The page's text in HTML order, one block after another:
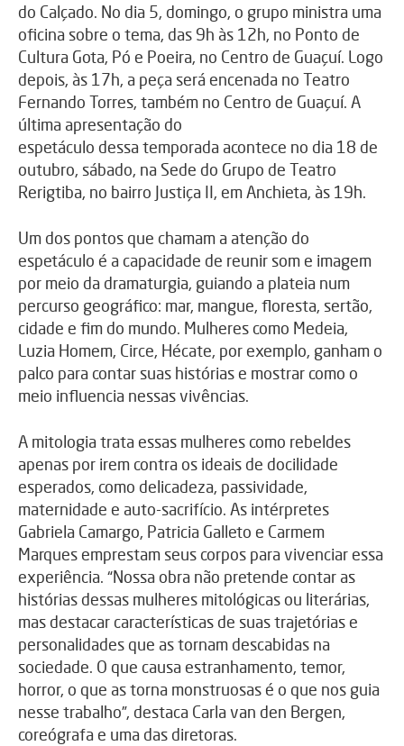
do Calçado. No dia 5, domingo, o grupo ministra uma
oficina sobre o tema, das 9h às 12h, no Ponto de
Cultura Gota, Pó e Poeira, no Centro de Guaçuí. Logo
depois, às 17h, a peça será encenada no Teatro
Fernando Torres, também no Centro de Guaçuí. A
última apresentação do
espetáculo dessa temporada acontece no dia 18 de
outubro, sábado, na Sede do Grupo de Teatro
Rerigtiba, no bairro Justiça II, em Anchieta, às 19h.
Um dos pontos que chamam a atenção do
espetáculo é a capacidade de reunir som e imagem
por meio da dramaturgia, guiando a plateia num
percurso geográfico: mar, mangue, floresta, sertão,
cidade e fim do mundo. Mulheres como Medeia,
Luzia Homem, Circe, Hécate, por exemplo, ganham o
palco para contar suas histórias e mostrar como o
meio influencia nessas vivências.
A mitologia trata essas mulheres como rebeldes
apenas por irem contra os ideais de docilidade
esperados, como delicadeza, passividade,
maternidade e auto-sacrifício. As intérpretes
Gabriela Camargo, Patricia Galleto e Carmem
Marques emprestam seus corpos para vivenciar essa
experiência. “Nossa obra não pretende contar as
histórias dessas mulheres mitológicas ou literárias,
mas destacar características de suas trajetórias e
personalidades que as tornam descabidas na
sociedade. O que causa estranhamento, temor,
horror, o que as torna monstruosas é o que nos guia
nesse trabalho”, destaca Carla van den Bergen,
coreógrafa e uma das diretoras.